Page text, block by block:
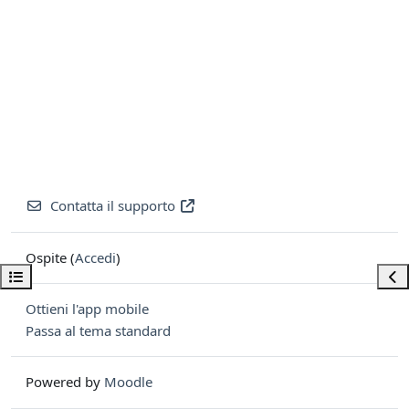
Apri indice del corso
Contatta il supporto
Ospite (Accedi)
Ottieni l'app mobile
Passa al tema standard
Powered by Moodle